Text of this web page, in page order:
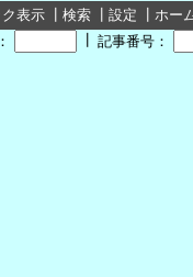
ク表示 検索 設定
ホー
記事番号：